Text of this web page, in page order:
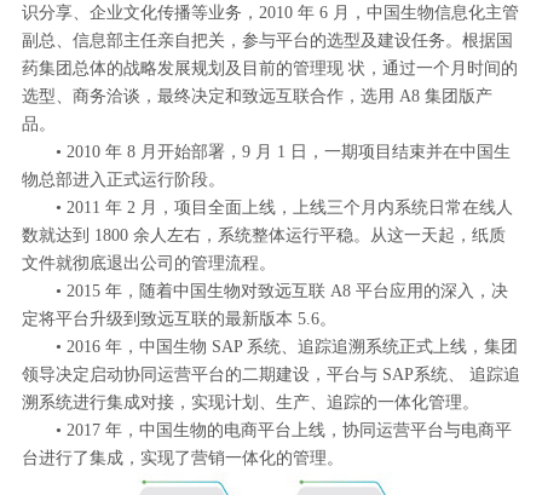
识分享、企业文化传播等业务，2010 年 6 月，中国生物信息化主管
副总、信息部主任亲自把关，参与平台的选型及建设任务。根据国
药集团总体的战略发展规划及目前的管理现 状，通过一个月时间的
选型、商务洽谈，最终决定和致远互联合作，选用 A8 集团版产
品。
• 2010 年 8 月开始部署，9 月 1 日，一期项目结束并在中国生
物总部进入正式运行阶段。
• 2011 年 2 月，项目全面上线，上线三个月内系统日常在线人
数就达到 1800 余人左右，系统整体运行平稳。从这一天起，纸质
文件就彻底退出公司的管理流程。
• 2015 年，随着中国生物对致远互联 A8 平台应用的深入，决
定将平台升级到致远互联的最新版本 5.6。
• 2016 年，中国生物 SAP 系统、追踪追溯系统正式上线，集团
领导决定启动协同运营平台的二期建设，平台与 SAP系统、 追踪追
溯系统进行集成对接，实现计划、生产、追踪的一体化管理。
• 2017 年，中国生物的电商平台上线，协同运营平台与电商平
台进行了集成，实现了营销一体化的管理。